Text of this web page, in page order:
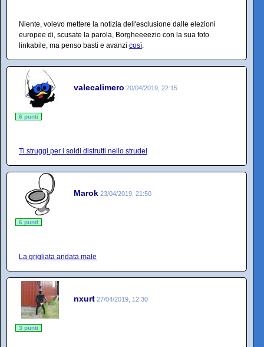
Niente, volevo mettere la notizia dell'esclusione dalle elezioni
europee di, scusate la parola, Borgheeeezio con la sua foto
linkabile, ma penso basti e avanzi così.
valecalimero 20/04/2019, 22:15
6 punti
Ti struggi per i soldi distrutti nello strudel
Marok 23/04/2019, 21:50
6 punti
La grigliata andata male
nxurt 27/04/2019, 12:30
3 punti